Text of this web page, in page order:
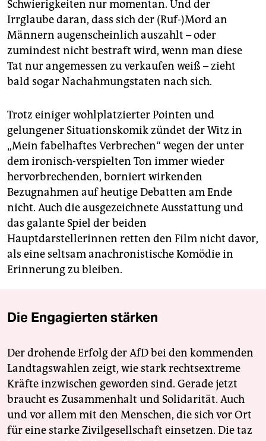
Schwierigkeiten nur momentan. Und der
Irrglaube daran, dass sich der (Ruf-)Mord an
Männern augenscheinlich auszahlt – oder
zumindest nicht bestraft wird, wenn man diese
Tat nur angemessen zu verkaufen weiß – zieht
bald sogar Nachahmungstaten nach sich.
Trotz einiger wohlplatzierter Pointen und
gelungener Situationskomik zündet der Witz in
„Mein fabelhaftes Verbrechen“ wegen der unter
dem ironisch-verspielten Ton immer wieder
hervorbrechenden, borniert wirkenden
Bezugnahmen auf heutige Debatten am Ende
nicht. Auch die ausgezeichnete Ausstattung und
das galante Spiel der beiden
Hauptdarstellerinnen retten den Film nicht davor,
als eine seltsam anachronistische Komödie in
Erinnerung zu bleiben.
Die Engagierten stärken
Der drohende Erfolg der AfD bei den kommenden
Landtagswahlen zeigt, wie stark rechtsextreme
Kräfte inzwischen geworden sind. Gerade jetzt
braucht es Zusammenhalt und Solidarität. Auch
und vor allem mit den Menschen, die sich vor Ort
für eine starke Zivilgesellschaft einsetzen. Die taz